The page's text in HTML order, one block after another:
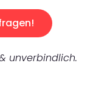
unverbindlich.